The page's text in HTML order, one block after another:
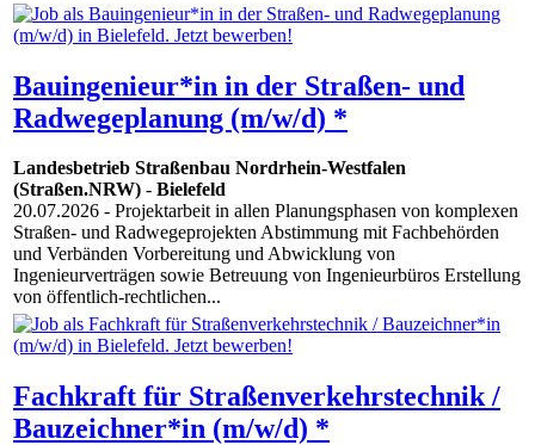
Bauingenieur*in in der Straßen- und
Radwegeplanung (m/w/d) *
Landesbetrieb Straßenbau Nordrhein-Westfalen
(Straßen.NRW) - Bielefeld
20.07.2026 - Projektarbeit in allen Planungsphasen von komplexen
Straßen- und Radwegeprojekten Abstimmung mit Fachbehörden
und Verbänden Vorbereitung und Abwicklung von
Ingenieurverträgen sowie Betreuung von Ingenieurbüros Erstellung
von öffentlich-rechtlichen...
Fachkraft für Straßenverkehrstechnik /
Bauzeichner*in (m/w/d) *